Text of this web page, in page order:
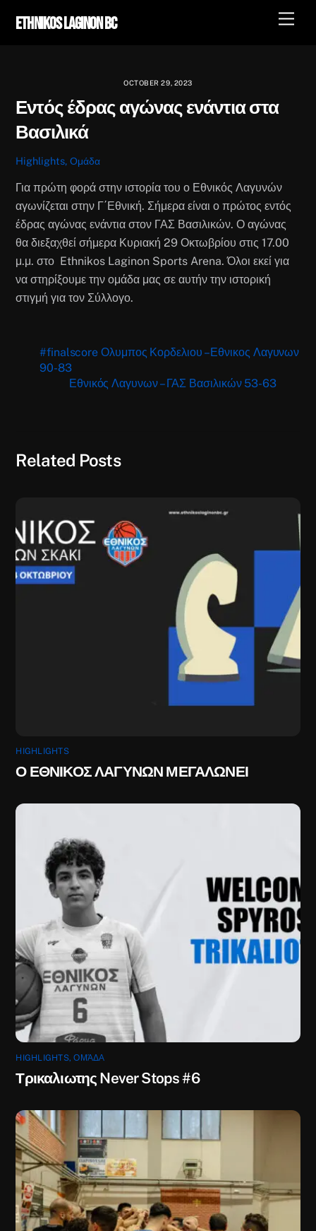
Ethnikos Laginon BC
OCTOBER 29, 2023
Εντός έδρας αγώνας ενάντια στα
Βασιλικά
Highlights,Ομάδα
Για πρώτη φορά στην ιστορία του ο Εθνικός Λαγυνών
αγωνίζεται στην Γ΄Εθνική. Σήμερα είναι ο πρώτος εντός
έδρας αγώνας ενάντια στον ΓΑΣ Βασιλικών. Ο αγώνας
θα διεξαχθεί σήμερα Κυριακή 29 Οκτωβρίου στις 17.00
μ.μ. στο Ethnikos Laginon Sports Arena. Όλοι εκεί για
να στηρίξουμε την ομάδα μας σε αυτήν την ιστορική
στιγμή για τον Σύλλογο.
#finalscore Ολυμπος Κορδελιου – Εθνικος Λαγυνων
90-83
Εθνικός Λαγυνων – ΓΑΣ Βασιλικών 53-63
Related Posts
HIGHLIGHTS
Ο ΕΘΝΙΚΟΣ ΛΑΓΥΝΩΝ ΜΕΓΑΛΩΝΕΙ
HIGHLIGHTS,ΟΜΆΔΑ
Τρικαλιωτης Never Stops #6